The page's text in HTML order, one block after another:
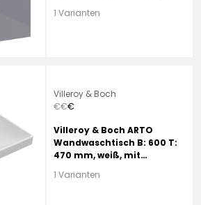
1 Varianten
Villeroy & Boch
€€€
Villeroy & Boch ARTO
Wandwaschtisch B: 600 T:
470 mm, weiß, mit
Hahnloch, mit Überlauf
1 Varianten